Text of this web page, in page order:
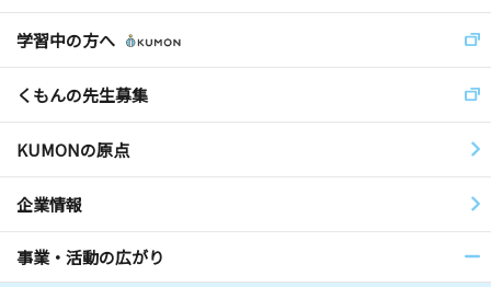
学習中の方へ
くもんの先生募集
KUMONの原点
企業情報
事業・活動の広がり